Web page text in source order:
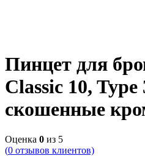
Пинцет для
Classic 10,
скошенные
Оценка 0 из 5
(0 отзывов клиентов)